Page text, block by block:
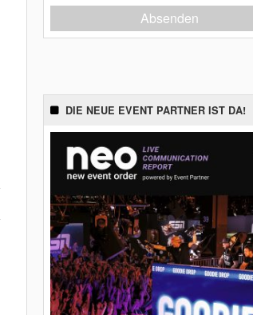
Absenden
DIE NEUE EVENT PARTNER IST DA!